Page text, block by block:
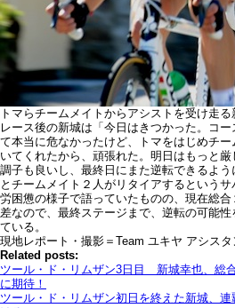
トマらチームメイトからアシストを受け走る
レース後の新城は「今日はきつかった。コ
て本当に危なかったけど、トマをはじめチ
いてくれたから、頑張れた。明日はもっと厳
調子も良いし、最終日にまた逆転できるよう
とチームメイト２人がリタイアするという
労困憊の様子で語っていたものの、現在総
差なので、最終ステージまで、逆転の可能
ている。
現地レポート・撮影＝Team ユキヤ アシス
Related posts:
ツール・ド・リムザン3日目 新城幸也、総
に期待！
ツール・ド・リムザン初日を終えた新城、